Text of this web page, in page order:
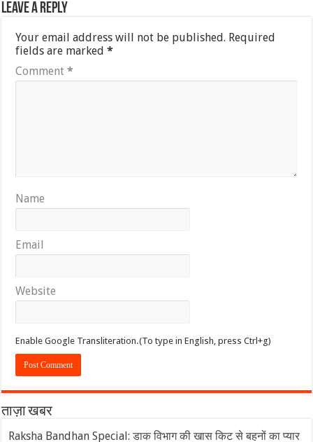
Leave a Reply
Your email address will not be published. Required
fields are marked*
Comment*
Name
Email
Website
Enable Google Transliteration.(To type in English, press Ctrl+g)
ताज़ा खबर
Raksha Bandhan Special: डाक विभाग की खास किट से बहनों का प्यार